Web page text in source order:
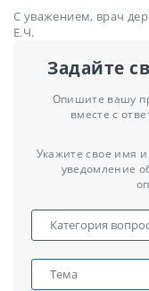
С уважением, врач
Е.Ч.
Задайте
Опишите вашу
вместе с
Укажите свое имя
уведомление